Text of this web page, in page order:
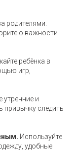
родителями.
о важности
ребёнка в
игр,
утренние и
привычку следить
Используйте
удобные